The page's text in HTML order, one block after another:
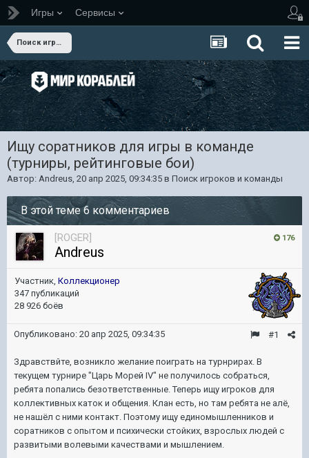
Игры Сервисы
Поиск игроков и команды
Ищу соратников для игры в команде
(турниры, рейтинговые бои)
Автор: Andreus, 20 апр 2025, 09:34:35 в Поиск игроков и команды
В этой теме 6 комментариев
176
[ROGER]
Andreus
Участник, Коллекционер
347 публикаций
28 926 боёв
#1
Опубликовано: 20 апр 2025, 09:34:35
Здравствйте, возникло желание поиграть на турнрирах. В
текущем турнире "Царь Морей IV" не получилось собраться,
ребята попались безответственные. Теперь ищу игроков для
коллективных каток и общения. Клан есть, но там ребята не алё,
не нашёл с ними контакт. Поэтому ищу единомышленников и
соратников с опытом и психически стойких, взрослых людей с
развитыми волевыми качествами и мышлением.